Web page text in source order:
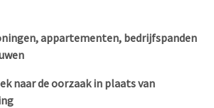
appartementen, bedrijfspanden
naar de oorzaak in plaats van